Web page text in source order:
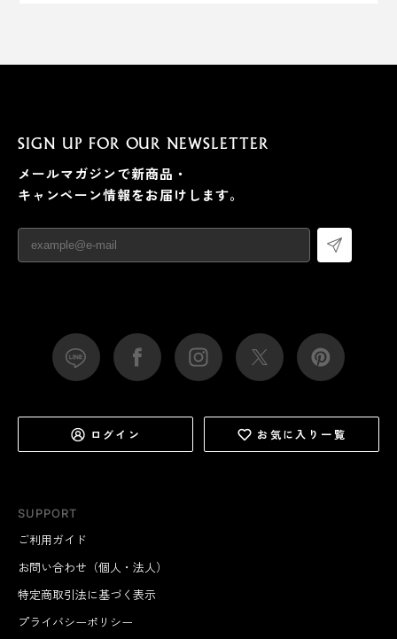
SUPPORT
ご利用ガイド
お問い合わせ（個人・法人）
特定商取引法に基づく表示
プライバシーポリシー
SIGN UP FOR OUR NEWSLETTER
メールマガジンで新商品・
キャンペーン情報をお届けします。
ログイン お気に入り一覧